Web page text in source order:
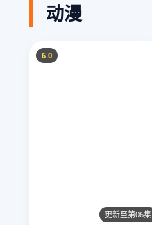
动漫
6.0
更新至第06集